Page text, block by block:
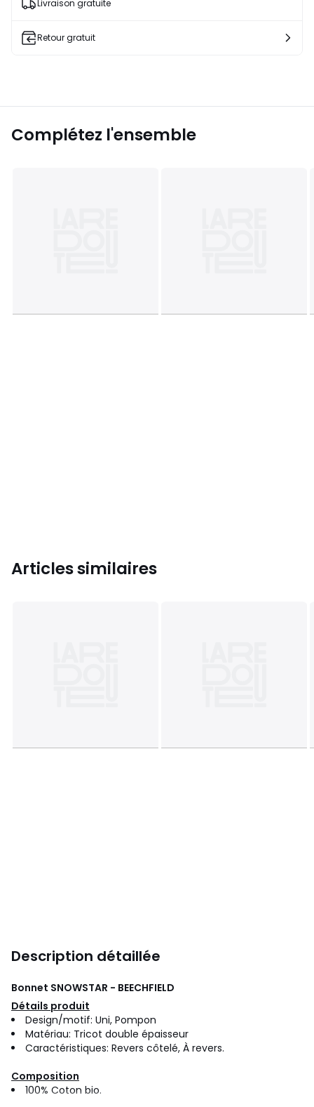
Livraison gratuite
Retour gratuit
Complétez l'ensemble
Articles similaires
Description détaillée
Bonnet SNOWSTAR - BEECHFIELD
Détails produit
Design/motif: Uni, Pompon
Matériau: Tricot double épaisseur
Caractéristiques: Revers côtelé, À revers.
Composition
100% Coton bio.